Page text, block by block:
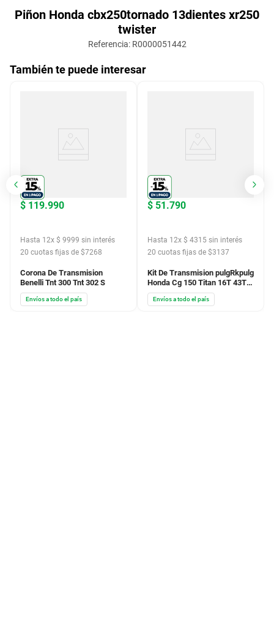
Piñon Honda cbx250tornado 13dientes xr250
twister
Referencia: R0000051442
También te puede interesar
$ 119.990
Hasta 12x $ 9999 sin interés
20 cuotas fijas de $7268
Corona De Transmision
Benelli Tnt 300 Tnt 302 S
Envíos a todo el país
$ 51.790
Hasta 12x $ 4315 sin interés
20 cuotas fijas de $3137
Kit De Transmision pulgRkpulg
Honda Cg 150 Titan 16T 43T
Cadena 428 X 118
Envíos a todo el país